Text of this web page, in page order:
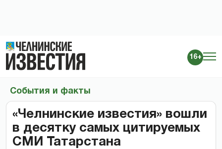
16+
События и факты
«Челнинские известия» вошли
в десятку самых цитируемых
СМИ Татарстана